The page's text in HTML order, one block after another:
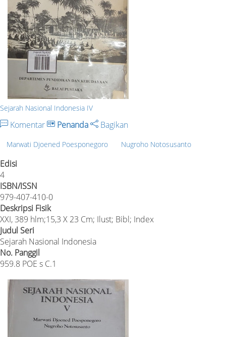
Sejarah Nasional Indonesia IV
Komentar Penanda Bagikan
Marwati Djoened Poesponegoro Nugroho Notosusanto
Edisi
4
ISBN/ISSN
979-407-410-0
Deskripsi Fisik
XXI, 389 hlm;15,3 X 23 Cm; Ilust; Bibl; Index
Judul Seri
Sejarah Nasional Indonesia
No. Panggil
959.8 POE s C.1